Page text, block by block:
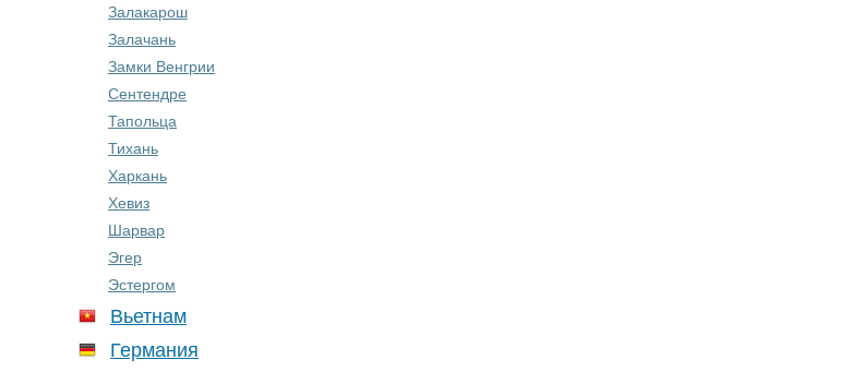
Залакарош
Залачань
Замки Венгрии
Сентендре
Тапольца
Тихань
Харкань
Хевиз
Шарвар
Эгер
Эстергом
Вьетнам
Германия